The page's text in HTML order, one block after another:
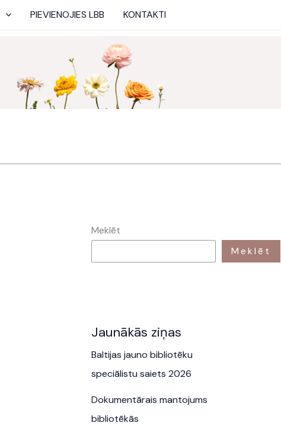
PIEVIENOJIES LBB KONTAKTI
Meklēt
Meklēt
Jaunākās ziņas
Baltijas jauno bibliotēku
speciālistu saiets 2026
Dokumentārais mantojums
bibliotēkās